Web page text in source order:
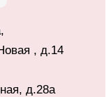
, д.14
д.28а